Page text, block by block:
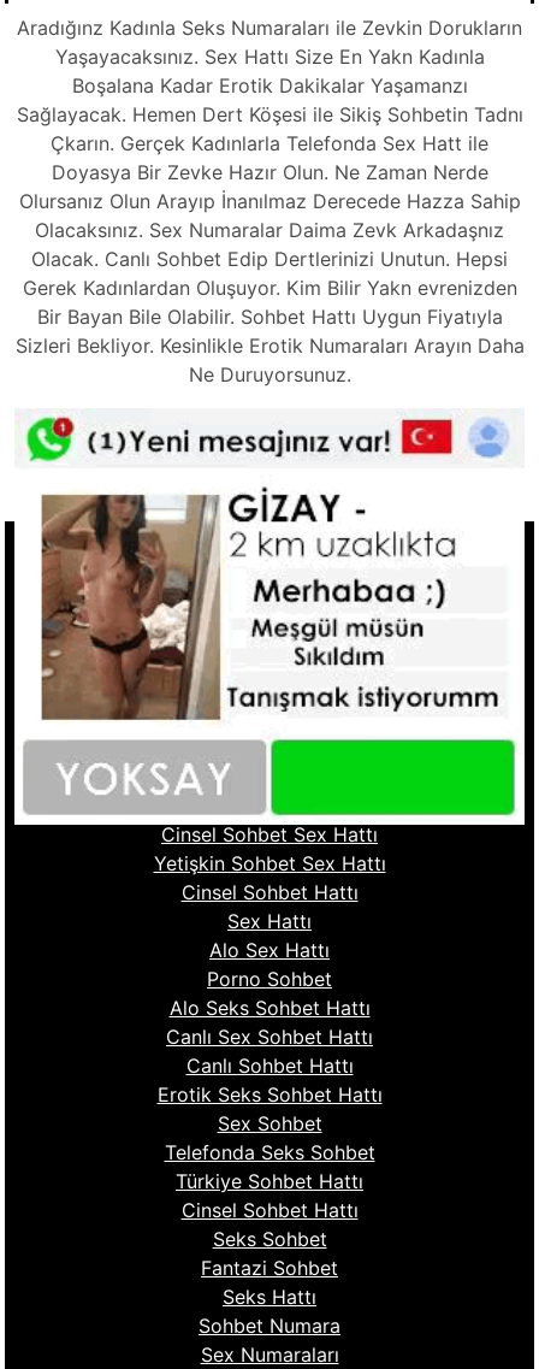
Aradığınz Kadınla Seks Numaraları ile Zevkin Dorukların
Yaşayacaksınız. Sex Hattı Size En Yakn Kadınla
Boşalana Kadar Erotik Dakikalar Yaşamanzı
Sağlayacak. Hemen Dert Köşesi ile Sikiş Sohbetin Tadnı
Çkarın. Gerçek Kadınlarla Telefonda Sex Hatt ile
Doyasya Bir Zevke Hazır Olun. Ne Zaman Nerde
Olursanız Olun Arayıp İnanılmaz Derecede Hazza Sahip
Olacaksınız. Sex Numaralar Daima Zevk Arkadaşnız
Olacak. Canlı Sohbet Edip Dertlerinizi Unutun. Hepsi
Gerek Kadınlardan Oluşuyor. Kim Bilir Yakn evrenizden
Bir Bayan Bile Olabilir. Sohbet Hattı Uygun Fiyatıyla
Sizleri Bekliyor. Kesinlikle Erotik Numaraları Arayın Daha
Ne Duruyorsunuz.
Tkla Ara
Hızlı Linkler
Ucuz Telefonda Sex Hattı
Seks Hattı Numaraları
Sex Numaraları
Whatsapp Seks Numaralar
Fantazi Sohbet
Ucuz Sex Hattı
Sohbet Numara
Cinsel Sohbet Hattı
Cinsel Sohbet Sex Hattı
Yetişkin Sohbet Sex Hattı
Cinsel Sohbet Hattı
Sex Hattı
Alo Sex Hattı
Porno Sohbet
Alo Seks Sohbet Hattı
Canlı Sex Sohbet Hattı
Canlı Sohbet Hattı
Erotik Seks Sohbet Hattı
Sex Sohbet
Telefonda Seks Sohbet
Türkiye Sohbet Hattı
Cinsel Sohbet Hattı
Seks Sohbet
Fantazi Sohbet
Seks Hattı
Sohbet Numara
Sex Numaraları